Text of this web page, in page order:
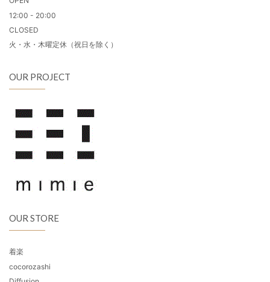
12:00 - 20:00
CLOSED
火・水・木曜定休（祝日を除く）
OUR PROJECT
OUR STORE
着楽
cocorozashi